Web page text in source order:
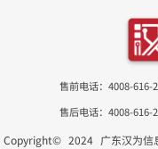
售前电话：4008-616-
售后电话：4008-616-
Copyright© 2024 广东汉为信